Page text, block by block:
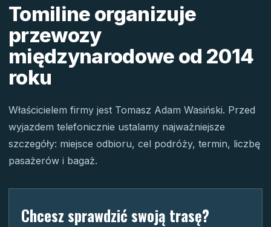
Tomiline organizuje
przewozy
międzynarodowe od 2014
roku
Właścicielem firmy jest Tomasz Adam Wasiński. Przed
wyjazdem telefonicznie ustalamy najważniejsze
szczegóły: miejsce odbioru, cel podróży, termin, liczbę
pasażerów i bagaż.
Chcesz sprawdzić swoją trasę?